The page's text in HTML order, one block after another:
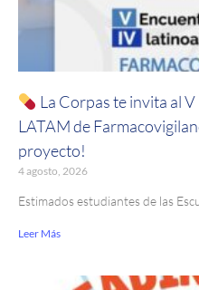
La Corpas te invita al
LATAM de
proyecto!
4 agosto, 2026
Estimados estudiantes de las
Leer Más